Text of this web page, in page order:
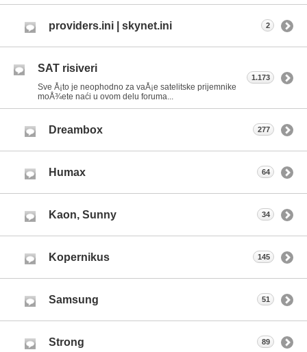
providers.ini | skynet.ini 2
SAT risiveri
Sve Å¡to je neophodno za vaÅ¡e satelitske prijemnike
moÅ¾ete naći u ovom delu foruma...
1.173
Dreambox 277
Humax 64
Kaon, Sunny 34
Kopernikus 145
Samsung 51
Strong 89